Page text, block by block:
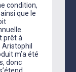
condition,
que le
prêt à
m’a été
donc